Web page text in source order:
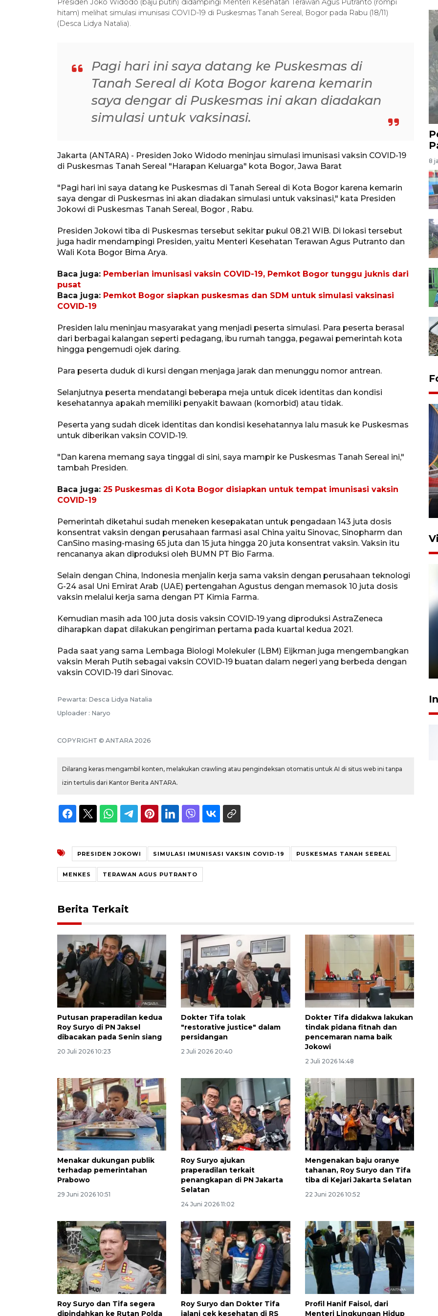
Presiden Joko Widodo (baju putih) didampingi Menteri Kesehatan Terawan Agus Putranto (rompi
hitam) melihat simulasi imunisasi COVID-19 di Puskesmas Tanah Sereal, Bogor pada Rabu (18/11)
(Desca Lidya Natalia).
Pagi hari ini saya datang ke Puskesmas di
Tanah Sereal di Kota Bogor karena kemarin
saya dengar di Puskesmas ini akan diadakan
simulasi untuk vaksinasi.
Jakarta (ANTARA) - Presiden Joko Widodo meninjau simulasi imunisasi vaksin COVID-19
di Puskesmas Tanah Sereal "Harapan Keluarga" kota Bogor, Jawa Barat
"Pagi hari ini saya datang ke Puskesmas di Tanah Sereal di Kota Bogor karena kemarin
saya dengar di Puskesmas ini akan diadakan simulasi untuk vaksinasi," kata Presiden
Jokowi di Puskesmas Tanah Sereal, Bogor , Rabu.
Presiden Jokowi tiba di Puskesmas tersebut sekitar pukul 08.21 WIB. Di lokasi tersebut
juga hadir mendampingi Presiden, yaitu Menteri Kesehatan Terawan Agus Putranto dan
Wali Kota Bogor Bima Arya.
Baca juga: Pemberian imunisasi vaksin COVID-19, Pemkot Bogor tunggu juknis dari
pusat
Baca juga: Pemkot Bogor siapkan puskesmas dan SDM untuk simulasi vaksinasi
COVID-19
Presiden lalu meninjau masyarakat yang menjadi peserta simulasi. Para peserta berasal
dari berbagai kalangan seperti pedagang, ibu rumah tangga, pegawai pemerintah kota
hingga pengemudi ojek daring.
Para peserta duduk di kursi dengan menjaga jarak dan menunggu nomor antrean.
Selanjutnya peserta mendatangi beberapa meja untuk dicek identitas dan kondisi
kesehatannya apakah memiliki penyakit bawaan (komorbid) atau tidak.
Peserta yang sudah dicek identitas dan kondisi kesehatannya lalu masuk ke Puskesmas
untuk diberikan vaksin COVID-19.
"Dan karena memang saya tinggal di sini, saya mampir ke Puskesmas Tanah Sereal ini,"
tambah Presiden.
Baca juga: 25 Puskesmas di Kota Bogor disiapkan untuk tempat imunisasi vaksin
COVID-19
Pemerintah diketahui sudah meneken kesepakatan untuk pengadaan 143 juta dosis
konsentrat vaksin dengan perusahaan farmasi asal China yaitu Sinovac, Sinopharm dan
CanSino masing-masing 65 juta dan 15 juta hingga 20 juta konsentrat vaksin. Vaksin itu
rencananya akan diproduksi oleh BUMN PT Bio Farma.
Selain dengan China, Indonesia menjalin kerja sama vaksin dengan perusahaan teknologi
G-24 asal Uni Emirat Arab (UAE) pertengahan Agustus dengan memasok 10 juta dosis
vaksin melalui kerja sama dengan PT Kimia Farma.
Kemudian masih ada 100 juta dosis vaksin COVID-19 yang diproduksi AstraZeneca
diharapkan dapat dilakukan pengiriman pertama pada kuartal kedua 2021.
Pada saat yang sama Lembaga Biologi Molekuler (LBM) Eijkman juga mengembangkan
vaksin Merah Putih sebagai vaksin COVID-19 buatan dalam negeri yang berbeda dengan
vaksin COVID-19 dari Sinovac.
Pewarta: Desca Lidya Natalia
Uploader : Naryo
COPYRIGHT © ANTARA 2026
Dilarang keras mengambil konten, melakukan crawling atau pengindeksan otomatis untuk AI di situs web ini tanpa
izin tertulis dari Kantor Berita ANTARA.
PRESIDEN JOKOWI SIMULASI IMUNISASI VAKSIN COVID-19 PUSKESMAS TANAH SEREAL
MENKES TERAWAN AGUS PUTRANTO
Berita Terkait
Putusan praperadilan kedua
Roy Suryo di PN Jaksel
dibacakan pada Senin siang
20 Juli 2026 10:23
Dokter Tifa tolak
"restorative justice" dalam
persidangan
2 Juli 2026 20:40
Dokter Tifa didakwa lakukan
tindak pidana fitnah dan
pencemaran nama baik
Jokowi
2 Juli 2026 14:48
Menakar dukungan publik
terhadap pemerintahan
Prabowo
29 Juni 2026 10:51
Roy Suryo ajukan
praperadilan terkait
penangkapan di PN Jakarta
Selatan
24 Juni 2026 11:02
Mengenakan baju oranye
tahanan, Roy Suryo dan Tifa
tiba di Kejari Jakarta Selatan
22 Juni 2026 10:52
Roy Suryo dan Tifa segera
dipindahkan ke Rutan Polda
Roy Suryo dan Dokter Tifa
jalani cek kesehatan di RS
Profil Hanif Faisol, dari
Menteri Lingkungan Hidup
8
Stasiun Bogor
sampai 8 tahan?
1 Juni 2026 05:47
160 ribu sambungan baru
jaringan gas 2026
2026-08-07 18:00:00